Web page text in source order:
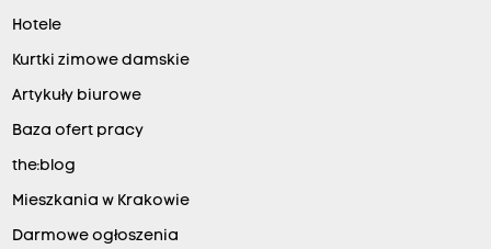
Hotele
Kurtki zimowe damskie
Artykuły biurowe
Baza ofert pracy
the:blog
Mieszkania w Krakowie
Darmowe ogłoszenia